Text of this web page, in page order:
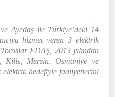
Ayedaş ile Türkiye’deki 14
hizmet veren 3 elektrik
EDAŞ, 2013 yılından
Kilis, Mersin, Osmaniye ve
elektrik hedefiyle faaliyetlerini